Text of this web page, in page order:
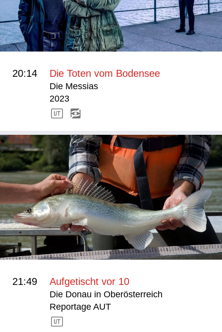
20:14 Die Toten vom Bodensee
Die Messias
2023
21:49 Aufgetischt vor 10
Die Donau in Oberösterreich
Reportage AUT